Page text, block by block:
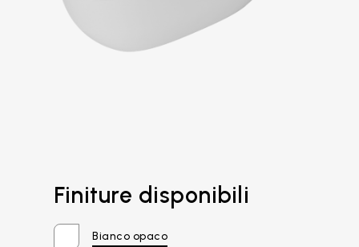
Email*Finiture disponibili
Bianco opaco